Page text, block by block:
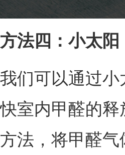
方法四：小太阳
我们可以通过
快室内甲醛的
方法，将甲醛气